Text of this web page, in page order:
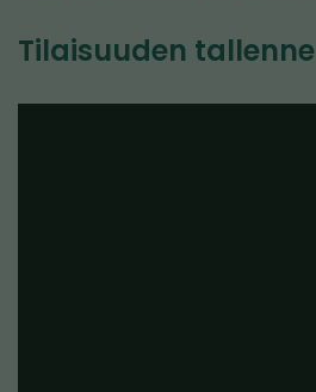
Tilaisuuden tallenne